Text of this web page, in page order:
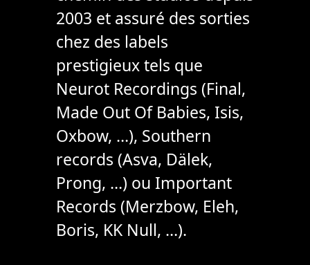
2003 et assuré des sorties
chez des labels
prestigieux tels que
Neurot Recordings (Final,
Made Out Of Babies, Isis,
Oxbow, …), Southern
records (Asva, Dälek,
Prong, …) ou Important
Records (Merzbow, Eleh,
Boris, KK Null, …).